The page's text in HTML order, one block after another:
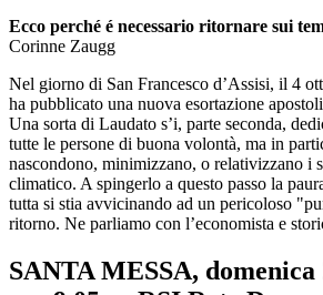
Ecco perché é necessario ritornare sui
Corinne Zaugg
Nel giorno di San Francesco d’Assisi, il 4
ha pubblicato una nuova esortazione
Una sorta di Laudato s’i, parte seconda,
tutte le persone di buona volontà, ma in
nascondono, minimizzano, o relativizzano i
climatico. A spingerlo a questo passo la
tutta si stia avvicinando ad un pericoloso
ritorno. Ne parliamo con l’economista e
SANTA MESSA,